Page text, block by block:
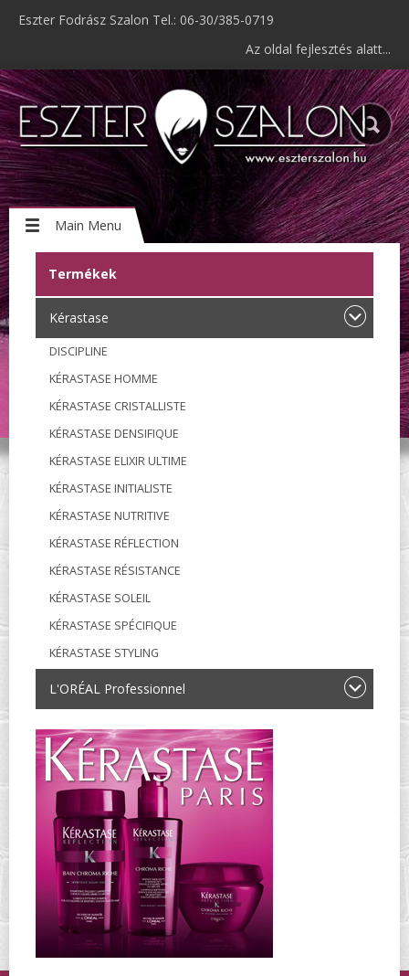
Eszter Fodrász Szalon Tel.: 06-30/385-0719
Az oldal fejlesztés alatt...
Main Menu
Termékek
Kérastase
DISCIPLINE
KÉRASTASE HOMME
KÉRASTASE CRISTALLISTE
KÉRASTASE DENSIFIQUE
KÉRASTASE ELIXIR ULTIME
KÉRASTASE INITIALISTE
KÉRASTASE NUTRITIVE
KÉRASTASE RÉFLECTION
KÉRASTASE RÉSISTANCE
KÉRASTASE SOLEIL
KÉRASTASE SPÉCIFIQUE
KÉRASTASE STYLING
L'ORÉAL Professionnel